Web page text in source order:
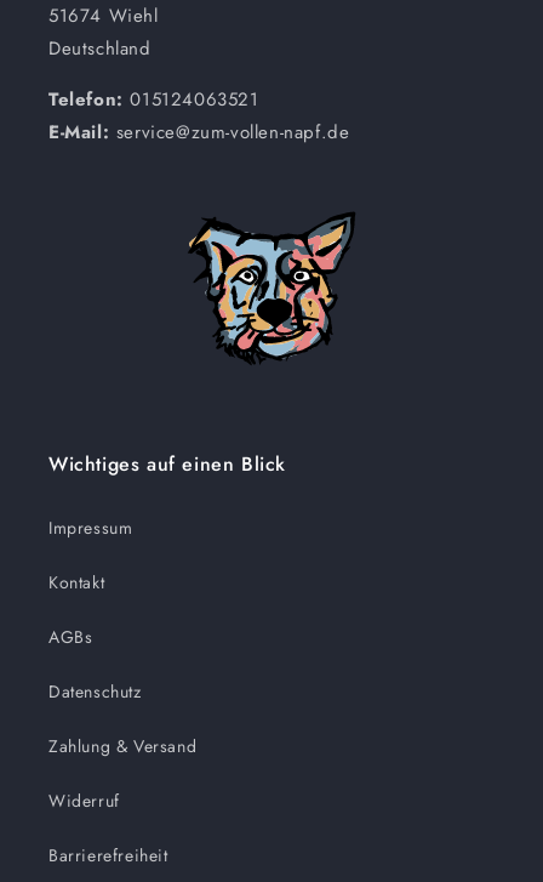
51674 Wiehl
Deutschland
Telefon:015124063521
E-Mail: service@zum-vollen-napf.de
Wichtiges auf einen Blick
Impressum
Kontakt
AGBs
Datenschutz
Zahlung & Versand
Widerruf
Barrierefreiheit